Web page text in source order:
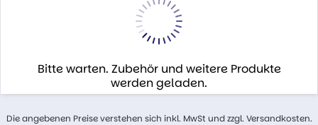
Bitte warten. Zubehör und weitere Produkte
werden geladen.
Die angebenen Preise verstehen sich inkl. MwSt und zzgl. Versandkosten.